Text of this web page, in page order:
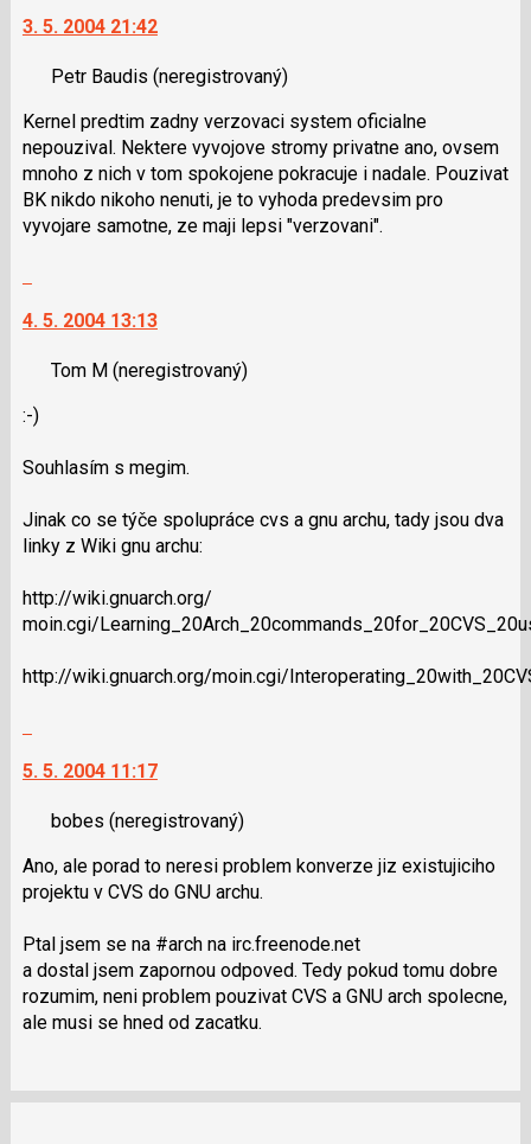
P
předchozí
názor
další
názor.
navigaci
lze
použít
i
klávesy
následující
P
názor
3. 5. 2004 21:42
Petr Baudis (neregistrovaný)
Kernel predtim zadny verzovaci system oficialne
nepouzival. Nektere vyvojove stromy privatne ano, ovsem
mnoho z nich v tom spokojene pokracuje i nadale. Pouzivat
BK nikdo nikoho nenuti, je to vyhoda predevsim pro
vyvojare samotne, ze maji lepsi "verzovani".
další
názor.
použít
klávesy
N
následující
a
pro
názor
4. 5. 2004 13:13
Tom M (neregistrovaný)
:-)
Souhlasím s megim.
Jinak co se týče spolupráce cvs a gnu archu, tady jsou dva
linky z Wiki gnu archu:
http://wiki.gnuarch.org/
moin.cgi/
http://wiki.gnuarch.org/moin.cgi/
další
názor.
navigaci
lze
i
klávesy
N
pro
a
5. 5. 2004 11:17
bobes (neregistrovaný)
Ano, ale porad to neresi problem konverze jiz existujiciho
projektu v CVS do GNU archu.
Ptal jsem se na #arch na irc.freenode.net
a dostal jsem zapornou odpoved. Tedy pokud tomu dobre
rozumim, neni problem pouzivat CVS a GNU arch spolecne,
ale musi se hned od zacatku.